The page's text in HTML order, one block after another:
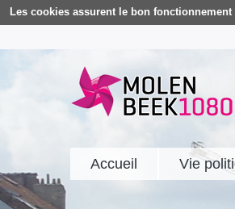
Les cookies assurent le bon
Accueil Vie